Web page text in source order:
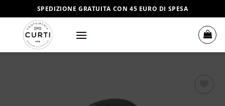
ai
contenuti
SPEDIZIONE GRATUITA CON 45 EURO DI SPESA